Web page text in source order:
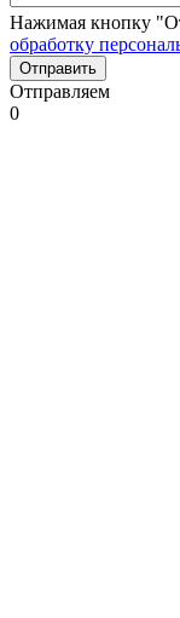
Нажимая кнопку
обработку
Отправляем
0